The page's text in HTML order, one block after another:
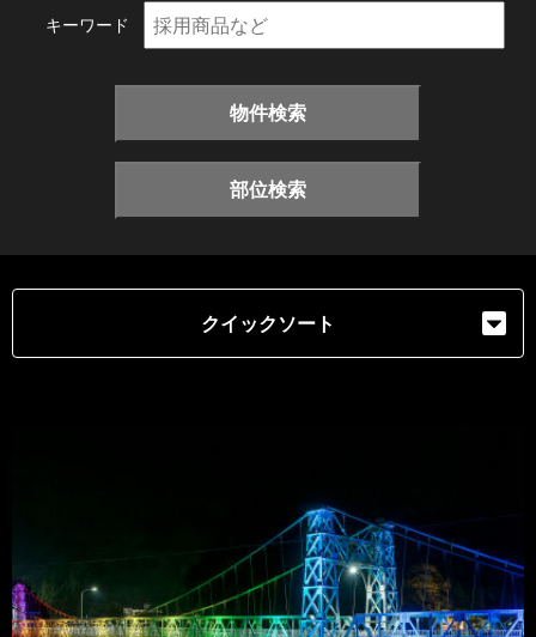
キーワード
物件検索
部位検索
クイックソート